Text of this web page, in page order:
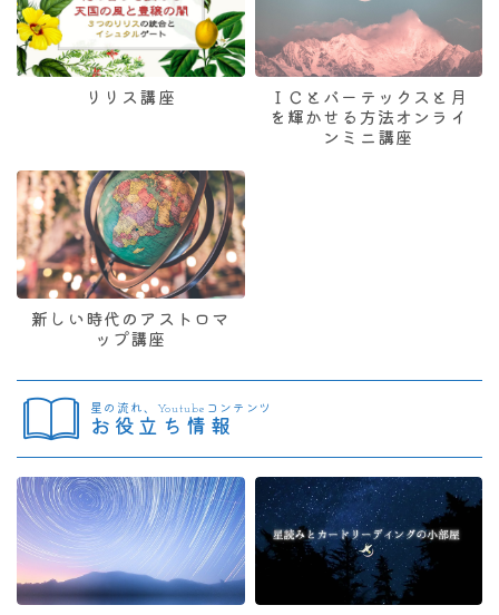
リリス講座
ＩＣとバーテックスと月
を輝かせる方法オンライ
ンミニ講座
新しい時代のアストロマ
ップ講座
星の流れ、Youtubeコンテンツ
お役立ち情報